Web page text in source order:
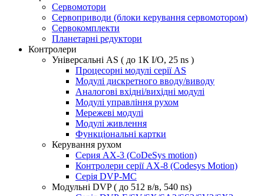
Сервомотори
Сервоприводи (блоки керування сервомотором)
Сервокомплекти
Планетарні редуктори
Контролери
Універсальні AS ( до 1К I/O, 25 ns )
Процесорні модулі серії AS
Модулі дискретного вводу/виводу
Аналогові вхідні/вихідні модулі
Модулі управління рухом
Мережеві модулі
Модулі живлення
Функціональні картки
Керування рухом
Серия AX-3 (CoDeSys motion)
Контролери серії AX-8 (Codesys Motion)
Серія DVP-MC
Модульні DVP ( до 512 в/в, 540 ns)